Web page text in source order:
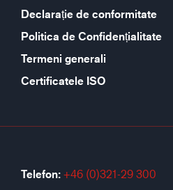
Declarație de conformitate
Politica de Confidențialitate
Termeni generali
Certificatele ISO
Telefon: +46 (0)321-29 300